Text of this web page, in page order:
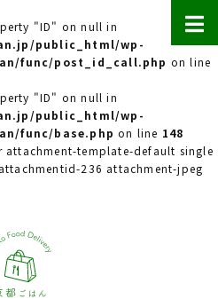
"ID" on null in
public_html/wp-
func/post_id_call.php on line
"ID" on null in
public_html/wp-
func/base.php on line 148
template-default single
236 attachment-jpeg